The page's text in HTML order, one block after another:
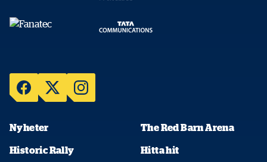
Nyheter The Red Barn Arena
Historic Rally Hitta hit